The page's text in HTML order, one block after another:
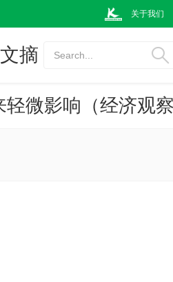
关于我们
摘 Search...